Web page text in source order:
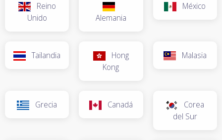
Reino
Unido
Alemania
México
Tailandia
Hong
Kong
Malasia
Grecia Canadá
Corea
del Sur